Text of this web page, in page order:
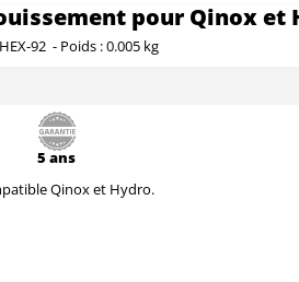
pour Qinox et
HEX-92 - Poids :0.005 kg
5 ans
Qinox et Hydro.